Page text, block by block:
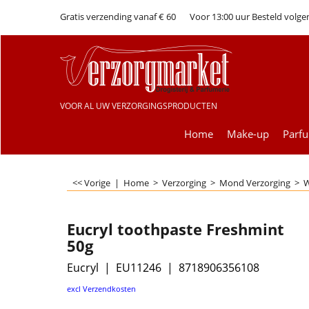
Gratis verzending vanaf € 60 Voor 13:00 uur Besteld
VOOR AL UW VERZORGINGSPRODUCTEN
Home Make-up
<< Vorige | Home > Verzorging > Mond Verzorging >
Eucryl toothpaste Freshmint
50g
Eucryl EU11246 8718906356108
€2.50